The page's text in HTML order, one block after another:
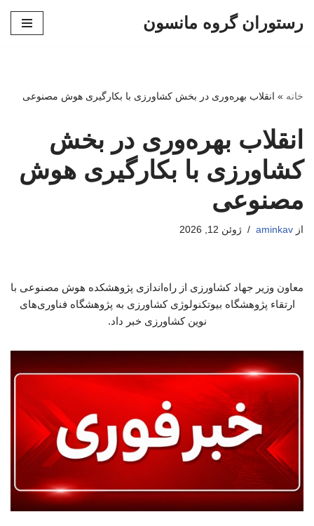
رستوران گروه مانسون
خانه » انقلاب بهره‌وری در بخش کشاورزی با بکارگیری هوش مصنوعی
انقلاب بهره‌وری در بخش
کشاورزی با بکارگیری هوش
مصنوعی
از aminkav ژوئن 12, 2026
معاون وزیر جهاد کشاورزی از راه‌اندازی پژوهشکده هوش مصنوعی با
ارتقاء پژوهشگاه بیوتکنولوژی کشاورزی به پژوهشگاه فناوری‌های
نوین کشاورزی خبر داد.